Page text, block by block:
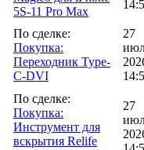
5S-11 Pro Max
По сделке:
Покупка:
Переходник Type-
C-DVI
27
По сделке:
Покупка:
Инструмент для
вскрытия Relife
27